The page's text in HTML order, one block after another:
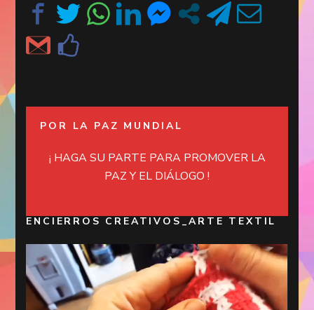
POR LA PAZ MUNDIAL
¡ HAGA SU PARTE PARA PROMOVER LA
PAZ Y EL DIÁLOGO !
ENCIERROS CREATIVOS_ARTE TEXTIL
Reproductor
de
vídeo